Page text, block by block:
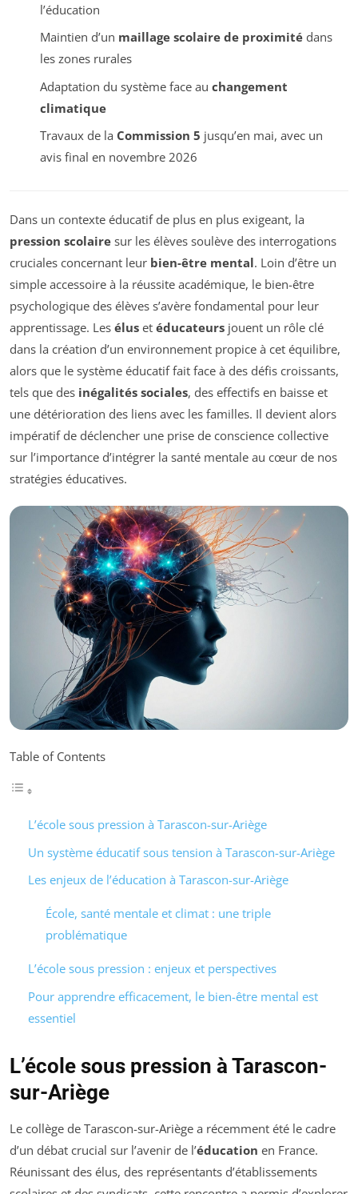
l’éducation
Maintien d’un maillage scolaire de proximitédans
les zones rurales
Adaptation du système face au changement
climatique
Travaux de la Commission 5 jusqu’en mai, avec un
avis final en novembre 2026
Dans un contexte éducatif de plus en plus exigeant, la
pression scolaire sur les élèves soulève des interrogations
cruciales concernant leur bien-être mental. Loin d’être un
simple accessoire à la réussite académique, le bien-être
psychologique des élèves s’avère fondamental pour leur
apprentissage. Les élus et éducateurs jouent un rôle clé
dans la création d’un environnement propice à cet équilibre,
alors que le système éducatif fait face à des défis croissants,
tels que des inégalités sociales, des effectifs en baisse et
une détérioration des liens avec les familles. Il devient alors
impératif de déclencher une prise de conscience collective
sur l’importance d’intégrer la santé mentale au cœur de nos
stratégies éducatives.
Table of Contents
L’école sous pression à Tarascon-sur-Ariège
Un système éducatif sous tension à Tarascon-sur-Ariège
Les enjeux de l’éducation à Tarascon-sur-Ariège
École, santé mentale et climat : une triple
problématique
L’école sous pression : enjeux et perspectives
Pour apprendre efficacement, le bien-être mental est
essentiel
L’école sous pression à Tarascon-
sur-Ariège
Le collège de Tarascon-sur-Ariège a récemment été le cadre
d’un débat crucial sur l’avenir de l’éducation en France.
Réunissant des élus, des représentants d’établissements